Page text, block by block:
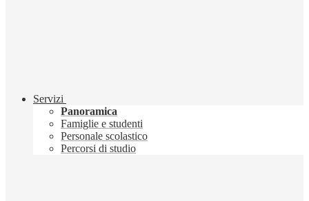
Servizi
Panoramica
Famiglie e studenti
Personale scolastico
Percorsi di studio